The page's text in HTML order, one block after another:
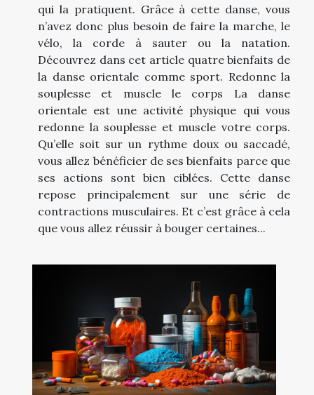
qui la pratiquent. Grâce à cette danse, vous
n’avez donc plus besoin de faire la marche, le
vélo, la corde à sauter ou la natation.
Découvrez dans cet article quatre bienfaits de
la danse orientale comme sport. Redonne la
souplesse et muscle le corps La danse
orientale est une activité physique qui vous
redonne la souplesse et muscle votre corps.
Qu’elle soit sur un rythme doux ou saccadé,
vous allez bénéficier de ses bienfaits parce que
ses actions sont bien ciblées. Cette danse
repose principalement sur une série de
contractions musculaires. Et c’est grâce à cela
que vous allez réussir à bouger certaines...